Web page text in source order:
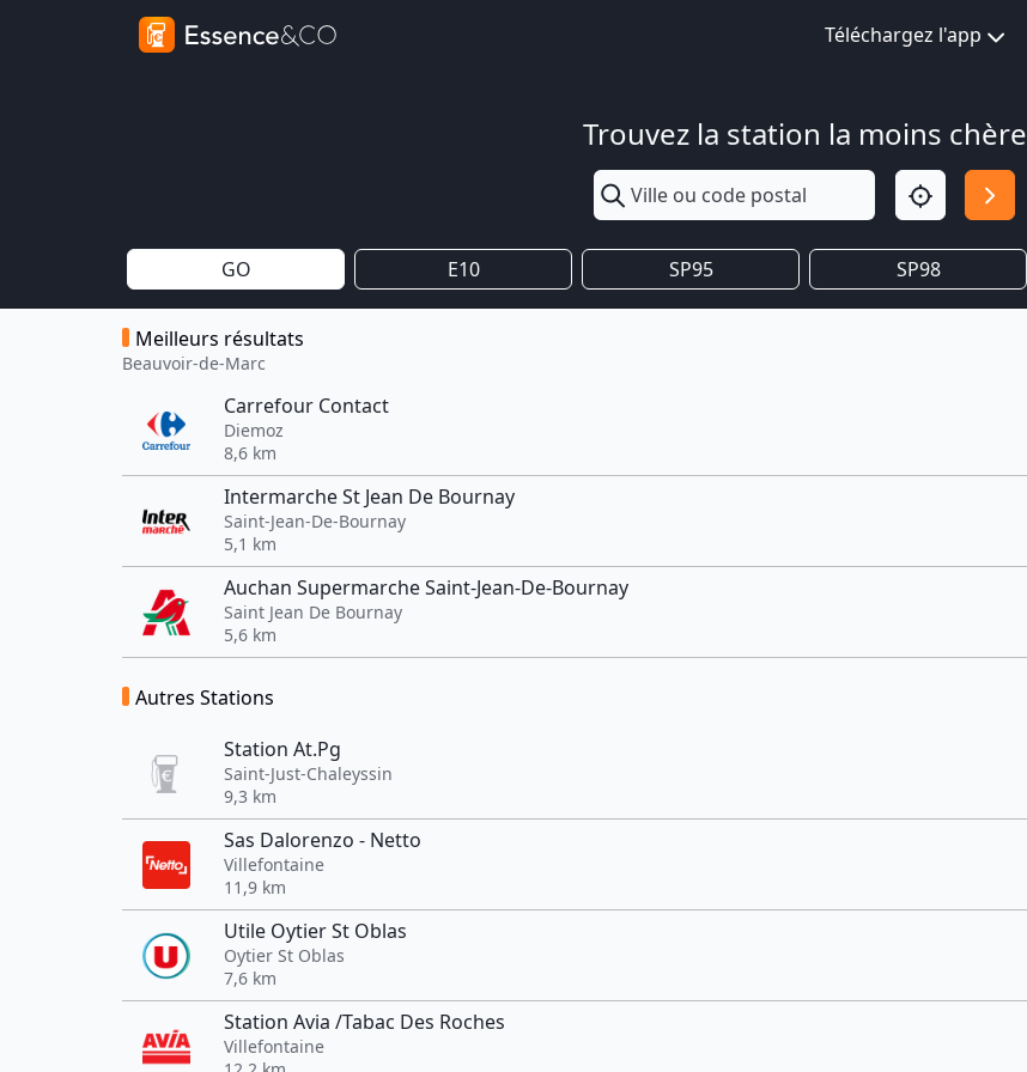
Téléchargez l'app
Trouvez la station la moins chère
GO E10 SP95 SP98
Meilleurs résultats
Beauvoir-de-Marc
Carrefour Contact
Diemoz
8,6 km
Intermarche St Jean De Bournay
Saint-Jean-De-Bournay
5,1 km
Auchan Supermarche Saint-Jean-De-Bournay
Saint Jean De Bournay
5,6 km
Autres Stations
Station At.Pg
Saint-Just-Chaleyssin
9,3 km
Sas Dalorenzo - Netto
Villefontaine
11,9 km
Utile Oytier St Oblas
Oytier St Oblas
7,6 km
Station Avia /Tabac Des Roches
Villefontaine